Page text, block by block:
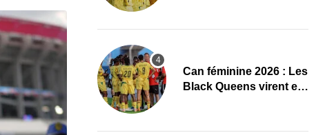
bien
‎Can féminine 2026 : Les
Black Queens virent en